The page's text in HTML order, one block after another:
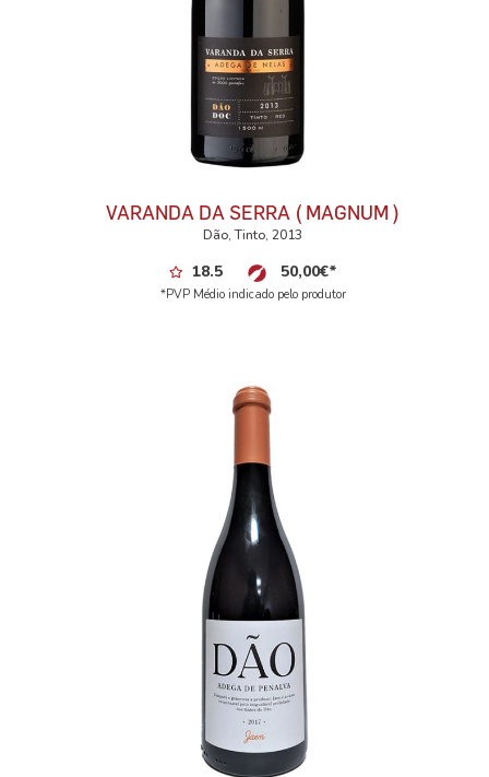
VARANDA DA SERRA ( MAGNUM )
Dão, Tinto, 2013
18.5 50,00€*
*PVP Médio indicado pelo produtor